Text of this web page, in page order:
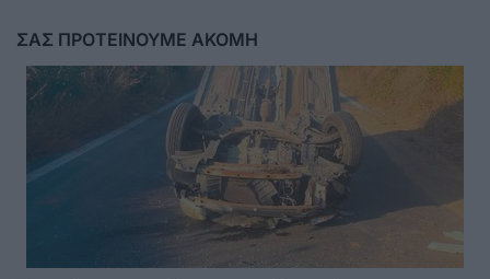
ΣΑΣ ΠΡΟΤΕΙΝΟΥΜΕ ΑΚΟΜΗ